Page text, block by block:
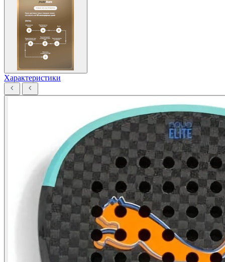
Характеристики